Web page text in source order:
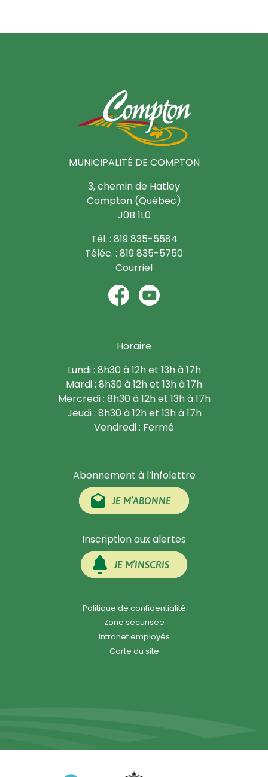
MUNICIPALITÉ DE COMPTON
3, chemin de Hatley
Compton (Québec)
J0B 1L0
Tél. : 819 835-5584
Téléc. : 819 835-5750
Courriel
Horaire
Lundi : 8h30 à 12h et 13h à 17h
Mardi : 8h30 à 12h et 13h à 17h
Mercredi : 8h30 à 12h et 13h à 17h
Jeudi : 8h30 à 12h et 13h à 17h
Vendredi : Fermé
Abonnement à l’infolettre
JE M’ABONNE
Inscription aux alertes
JE M’INSCRIS
Politique de confidentialité
Zone sécurisée
Intranet employés
Carte du site